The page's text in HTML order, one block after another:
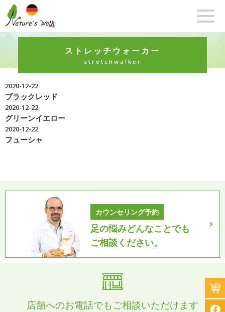
ストレッチウォーカー
stretchwalker
2020-12-22
ブラックレッド
2020-12-22
グリーンイエロー
2020-12-22
フューシャ
カウンセリング予約
足の悩みどんなことでも
ご相談ください。
店舗へのお電話でもご相談いただけます